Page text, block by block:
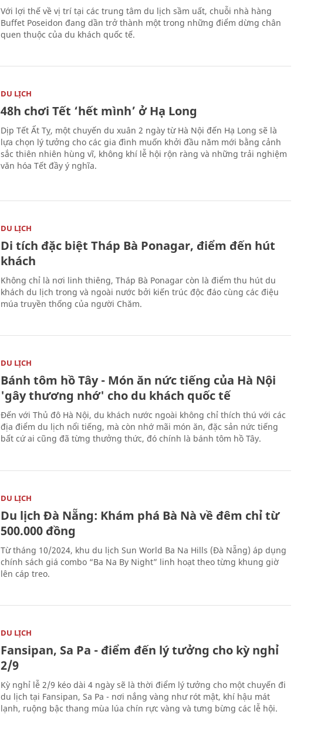
Với lợi thế về vị trí tại các trung tâm du lịch sầm uất, chuỗi nhà hàng
Buffet Poseidon đang dần trở thành một trong những điểm dừng chân
quen thuộc của du khách quốc tế.
DU LỊCH
48h chơi Tết ‘hết mình’ ở Hạ Long
Dịp Tết Ất Tỵ, một chuyến du xuân 2 ngày từ Hà Nội đến Hạ Long sẽ là
lựa chọn lý tưởng cho các gia đình muốn khởi đầu năm mới bằng cảnh
sắc thiên nhiên hùng vĩ, không khí lễ hội rộn ràng và những trải nghiệm
văn hóa Tết đầy ý nghĩa.
DU LỊCH
Di tích đặc biệt Tháp Bà Ponagar, điểm đến hút
khách
Không chỉ là nơi linh thiêng, Tháp Bà Ponagar còn là điểm thu hút du
khách du lịch trong và ngoài nước bởi kiến trúc độc đáo cùng các điệu
múa truyền thống của người Chăm.
DU LỊCH
Bánh tôm hồ Tây - Món ăn nức tiếng của Hà Nội
'gây thương nhớ' cho du khách quốc tế
Đến với Thủ đô Hà Nội, du khách nước ngoài không chỉ thích thú với các
địa điểm du lịch nổi tiếng, mà còn nhớ mãi món ăn, đặc sản nức tiếng
bất cứ ai cũng đã từng thưởng thức, đó chính là bánh tôm hồ Tây.
DU LỊCH
Du lịch Đà Nẵng: Khám phá Bà Nà về đêm chỉ từ
500.000 đồng
Từ tháng 10/2024, khu du lịch Sun World Ba Na Hills (Đà Nẵng) áp dụng
chính sách giá combo “Ba Na By Night” linh hoạt theo từng khung giờ
lên cáp treo.
DU LỊCH
Fansipan, Sa Pa - điểm đến lý tưởng cho kỳ nghỉ
2/9
Kỳ nghỉ lễ 2/9 kéo dài 4 ngày sẽ là thời điểm lý tưởng cho một chuyến đi
du lịch tại Fansipan, Sa Pa - nơi nắng vàng như rót mật, khí hậu mát
lạnh, ruộng bậc thang mùa lúa chín rực vàng và tưng bừng các lễ hội.